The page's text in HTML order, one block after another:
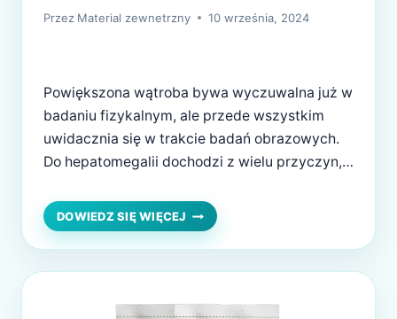
Przez Material zewnetrzny 10 września, 2024
Powiększona wątroba bywa wyczuwalna już w
badaniu fizykalnym, ale przede wszystkim
uwidacznia się w trakcie badań obrazowych.
Do hepatomegalii dochodzi z wielu przyczyn,
pomyślności leczenia. Tylko czy ten stan
można całkowicie odwrócić? Odpowiedź na to
pytanie, znajdziesz w tym artykule. Przyczyny
powiększenia wątroby Wątroba standardowo
leży w rejonie prawego…
DOWIEDZ SIĘ WIĘCEJ CZY
POWIĘKSZENIE
WĄTROBY